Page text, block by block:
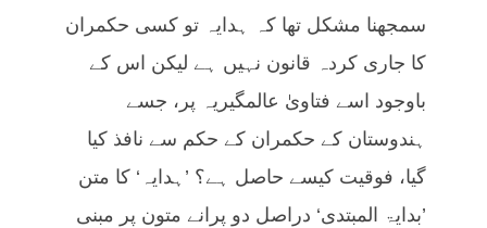
سمجھنا مشکل تھا کہ ہدایہ تو کسی حکمران
کا جاری کردہ قانون نہیں ہے لیکن اس کے
باوجود اسے فتاویٰ عالمگیریہ پر، جسے
ہندوستان کے حکمران کے حکم سے نافذ کیا
گیا، فوقیت کیسے حاصل ہے؟ ’ہدایہ‘ کا متن
’بدایۃ المبتدی‘ دراصل دو پرانے متون پر مبنی